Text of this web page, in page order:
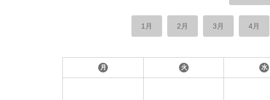
1月 2月 3月 4月
月 火 水